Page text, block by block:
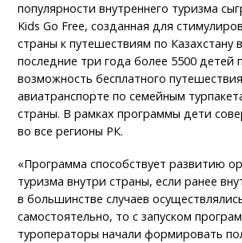
популярности внутреннего туризма
Kids Go Free, созданная для
страны к путешествиям по Казахстану
последние три года более 5500 детей
возможность бесплатного
авиатранспорте по семейным
страны. В рамках программы дети
во все регионы РК.
«Программа способствует развитию
туризма внутри страны, если ранее
в большинстве случаев
самостоятельно, то с запуском
туроператоры начали формировать